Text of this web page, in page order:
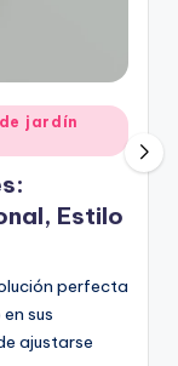
jardín
Estilo
perfecta
sus
ajustarse